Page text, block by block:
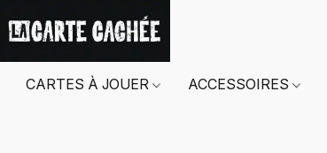
CARTES À JOUER ACCESSOIRES